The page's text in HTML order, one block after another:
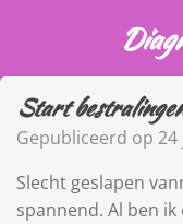
naar
de
hoofdinhoud
Start
Gepubliceerd op
Slecht geslapen
spannend. Al ben